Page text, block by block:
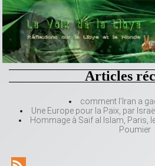
Articles
comment l’Iran a
Une Europe pour la Paix, par
Hommage à Saif al Islam, Paris,
Poumier